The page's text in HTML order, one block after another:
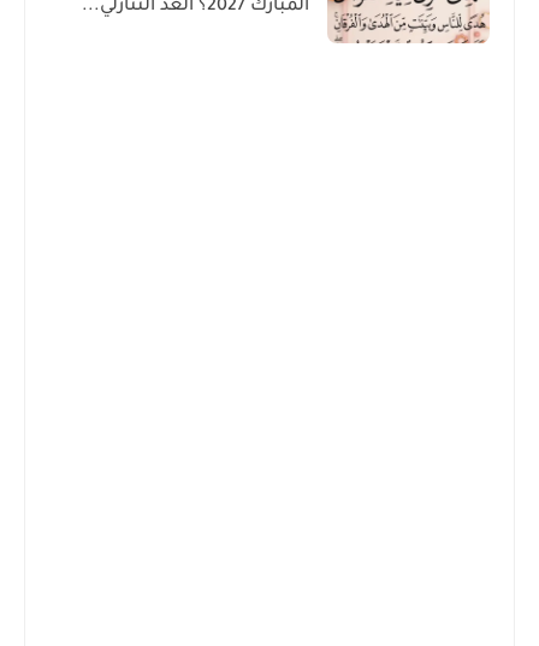
المبارك 2027؟ العد التنازلي...